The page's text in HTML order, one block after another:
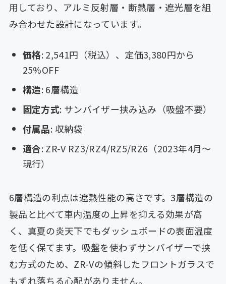
用しており、アルミ反射層・断熱層・遮光層を組
み合わせた設計になっています。
価格: 2,541円（税込）、定価3,380円から
25%OFF
構造: 6層構造
固定方式: サンバイザー挟み込み（吸盤不要）
付属品: 収納袋
適合: ZR-V RZ3/RZ4/RZ5/RZ6（2023年4月〜
現行）
6層構造の利点は遮熱性能の高さです。3層構造の
製品と比べて車内温度の上昇を抑える効果が高
く、真夏の炎天下でもダッシュボードの表面温度
を低く保てます。吸盤を使わずサンバイザーで挟
む方式のため、ZR-Vの傾斜したフロントガラスで
もずれ落ちる心配がありません。